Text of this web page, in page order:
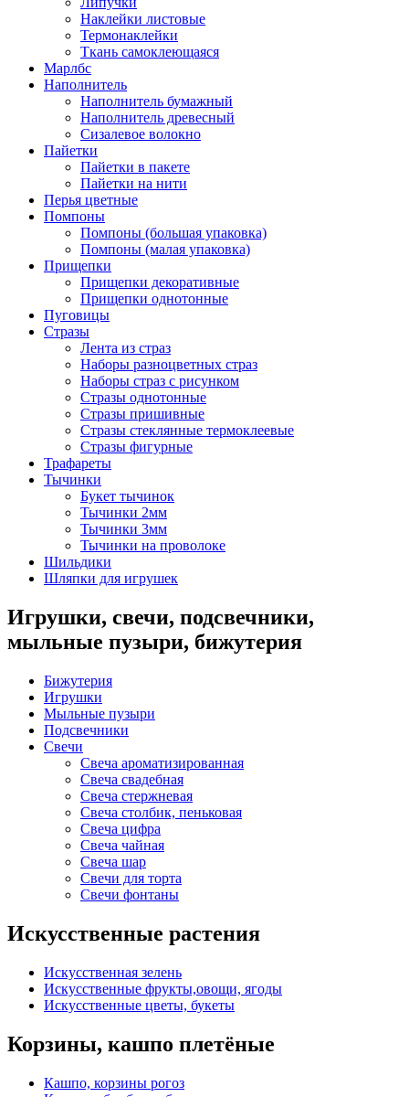
Наклейки листовые
Термонаклейки
Ткань самоклеющаяся
Марлбс
Наполнитель
Наполнитель бумажный
Наполнитель древесный
Сизалевое волокно
Пайетки
Пайетки в пакете
Пайетки на нити
Перья цветные
Помпоны
Помпоны (большая упаковка)
Помпоны (малая упаковка)
Прищепки
Прищепки декоративные
Прищепки однотонные
Пуговицы
Стразы
Лента из страз
Наборы разноцветных страз
Наборы страз с рисунком
Стразы однотонные
Стразы пришивные
Стразы стеклянные термоклеевые
Стразы фигурные
Трафареты
Тычинки
Букет тычинок
Тычинки 2мм
Тычинки 3мм
Тычинки на проволоке
Шильдики
Шляпки для игрушек
Игрушки, свечи, подсвечники,
мыльные пузыри, бижутерия
Бижутерия
Игрушки
Мыльные пузыри
Подсвечники
Свечи
Свеча ароматизированная
Свеча свадебная
Свеча стержневая
Свеча столбик, пеньковая
Свеча цифра
Свеча чайная
Свеча шар
Свечи для торта
Свечи фонтаны
Искусственные растения
Искусственная зелень
Искусственные фрукты,овощи, ягоды
Искусственные цветы, букеты
Корзины, кашпо плетёные
Кашпо, корзины рогоз